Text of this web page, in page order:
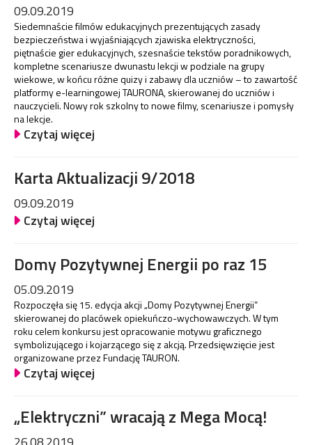
09.09.2019
Siedemnaście filmów edukacyjnych prezentujących zasady
bezpieczeństwa i wyjaśniających zjawiska elektryczności,
piętnaście gier edukacyjnych, szesnaście tekstów poradnikowych,
kompletne scenariusze dwunastu lekcji w podziale na grupy
wiekowe, w końcu różne quizy i zabawy dla uczniów – to zawartość
platformy e-learningowej TAURONA, skierowanej do uczniów i
nauczycieli. Nowy rok szkolny to nowe filmy, scenariusze i pomysły
na lekcje.
Czytaj więcej
Karta Aktualizacji 9/2018
09.09.2019
Czytaj więcej
Domy Pozytywnej Energii po raz 15
05.09.2019
Rozpoczęła się 15. edycja akcji „Domy Pozytywnej Energii”
skierowanej do placówek opiekuńczo-wychowawczych. W tym
roku celem konkursu jest opracowanie motywu graficznego
symbolizującego i kojarzącego się z akcją. Przedsięwzięcie jest
organizowane przez Fundację TAURON.
Czytaj więcej
„Elektryczni” wracają z Mega Mocą!